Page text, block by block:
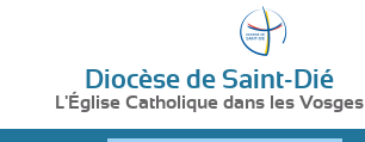
Diocèse de Saint-Dié
L'Église Catholique dans les Vosges